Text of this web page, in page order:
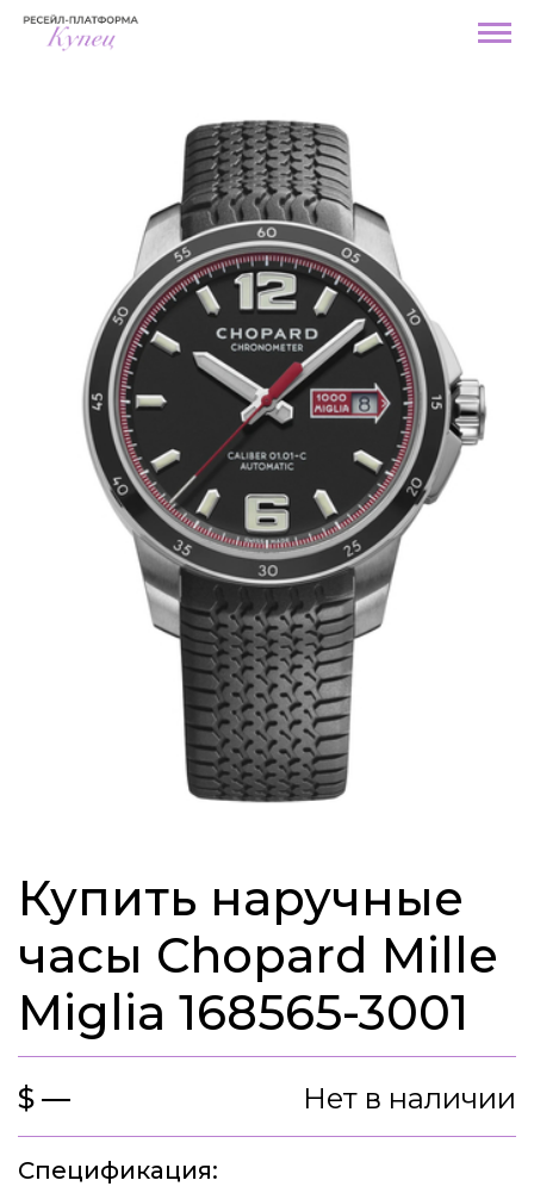
Купить наручные
часы Chopard Mille
Miglia 168565-3001
$ — Нет в наличии
Спецификация: